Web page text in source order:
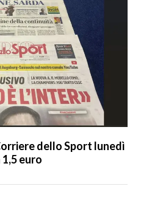
dello Sport lunedì
euro